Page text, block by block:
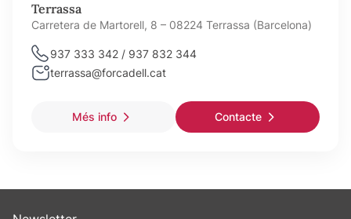
Terrassa
Carretera de Martorell, 8 – 08224 Terrassa (Barcelona)
937 333 342 / 937 832 344
terrassa@forcadell.cat
Més info Contacte